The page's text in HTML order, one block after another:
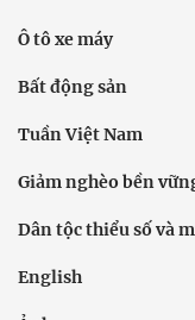
Ô tô xe máy
Bất động sản
Tuần Việt Nam
Giảm nghèo bền
Dân tộc thiểu số và
English